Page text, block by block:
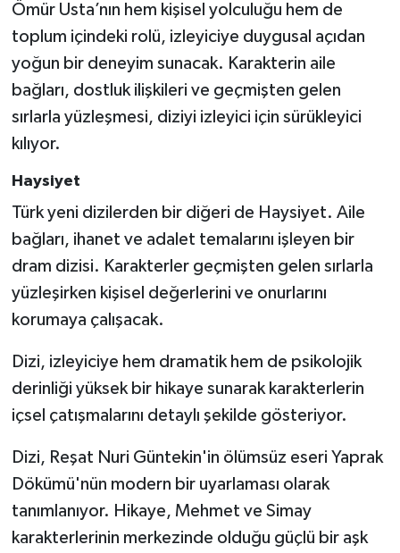
Ömür Usta’nın hem kişisel yolculuğu hem de
toplum içindeki rolü, izleyiciye duygusal açıdan
yoğun bir deneyim sunacak. Karakterin aile
bağları, dostluk ilişkileri ve geçmişten gelen
sırlarla yüzleşmesi, diziyi izleyici için sürükleyici
kılıyor.
Haysiyet
Türk yeni dizilerden bir diğeri de Haysiyet. Aile
bağları, ihanet ve adalet temalarını işleyen bir
dram dizisi. Karakterler geçmişten gelen sırlarla
yüzleşirken kişisel değerlerini ve onurlarını
korumaya çalışacak.
Dizi, izleyiciye hem dramatik hem de psikolojik
derinliği yüksek bir hikaye sunarak karakterlerin
içsel çatışmalarını detaylı şekilde gösteriyor.
Dizi, Reşat Nuri Güntekin'in ölümsüz eseri Yaprak
Dökümü'nün modern bir uyarlaması olarak
tanımlanıyor. Hikaye, Mehmet ve Simay
karakterlerinin merkezinde olduğu güçlü bir aşk